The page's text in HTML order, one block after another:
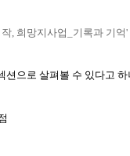
, 희망지사업_기록과 기
으로 살펴볼 수 있다고